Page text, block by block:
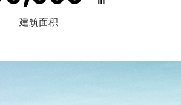
建筑面积